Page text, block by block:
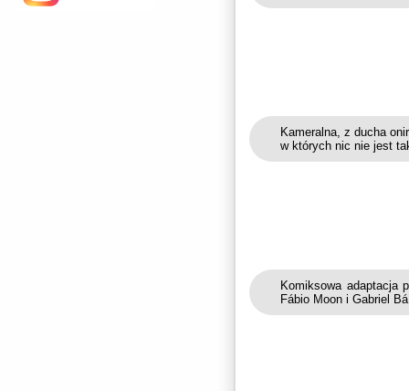
Kameralna, z ducha
w których nic nie jest
Komiksowa adaptacja
Fábio Moon i Gabriel